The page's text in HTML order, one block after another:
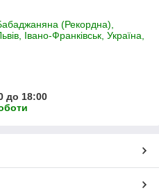
(Рекордна),
Івано-Франківськ, Україна,
до 18:00